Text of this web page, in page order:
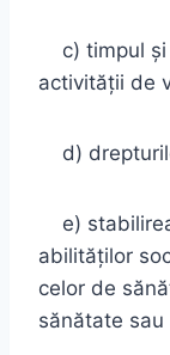
c) timpul şi
activităţii de
d)
e)
abilităţilor
celor de
sănătate